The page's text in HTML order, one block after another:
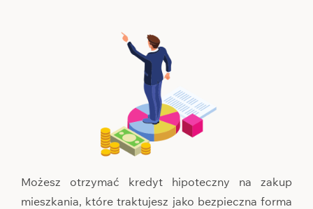
Możesz otrzymać kredyt hipoteczny na zakup
mieszkania, które traktujesz jako bezpieczna forma